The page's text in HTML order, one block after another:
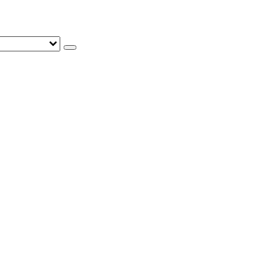
и пожеланиями
и пожеланиями